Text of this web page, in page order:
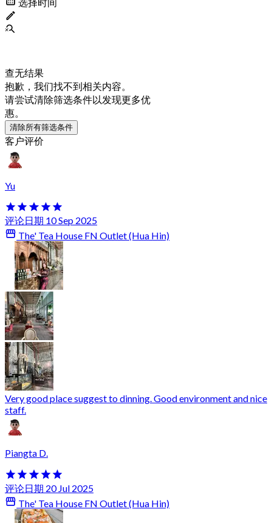
查无结果
抱歉，我们找不到相关内容。
请尝试清除筛选条件以发现更多优
惠。
清除所有筛选条件
客户评价
Yu
评论日期 10 Sep 2025
The' Tea House FN Outlet (Hua Hin)
Very good place suggest to dinning. Good environment and nice
staff.
Piangta D.
评论日期 20 Jul 2025
The' Tea House FN Outlet (Hua Hin)